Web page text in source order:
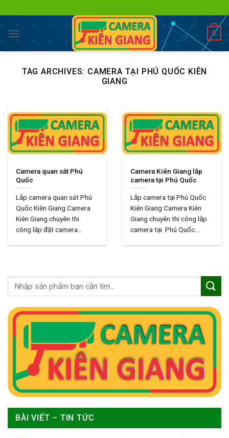
to
content
0
TAG ARCHIVES: CAMERA TẠI PHÚ QUỐC KIÊN
GIANG
BÀI VIẾT – TIN TỨC
Camera quan sát Phú
Quốc
Lắp camera quan sát Phú
Quốc Kiên Giang Camera
Kiên Giang chuyên thi
công lắp đặt camera...
Camera Kiên Giang lắp
camera tại Phú Quốc
Lắp camera tại Phú Quốc
Kiên Giang Camera Kiên
Giang chuyên thi công lắp
camera tại Phú Quốc...